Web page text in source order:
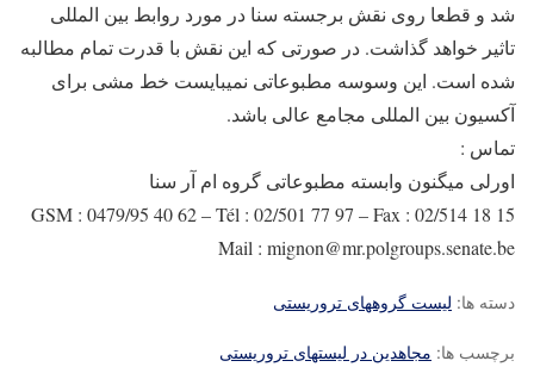
شد و قطعا روی نقش برجسته سنا در مورد روابط بین المللی
تاثیر خواهد گذاشت. در صورتی که این نقش با قدرت تمام مطالبه
شده است. این وسوسه مطبوعاتی نمیبایست خط مشی برای
آکسیون بین المللی مجامع عالی باشد.
تماس :
اورلی میگنون وابسته مطبوعاتی گروه ام آر سنا
GSM : 0479/95 40 62 – Tél : 02/501 77 97 – Fax : 02/514 18 15
Mail : mignon@mr.polgroups.senate.be
دسته ها: لیست گروههای تروریستی
برچسب ها: مجاهدین در لیستهای تروریستی